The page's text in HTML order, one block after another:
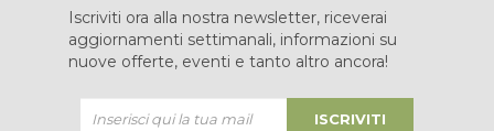
Iscriviti ora alla nostra newsletter, riceverai
aggiornamenti settimanali, informazioni su
nuove offerte, eventi e tanto altro ancora!
ISCRIVITI